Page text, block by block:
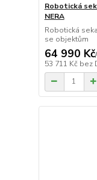
Robotická
NERA
Robotická
se objektům
64 990 Kč/
53 711 Kč bez